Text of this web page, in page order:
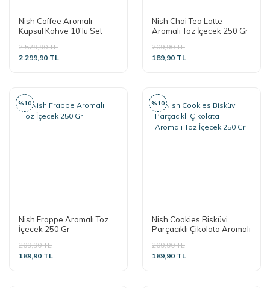
Nish Coffee Aromalı
Kapsül Kahve 10'lu Set
2xÇikolata-2xFındık-
2xPortakal) - 100 Adet
2.529,90 TL
2.299,90 TL
Nish Chai Tea Latte
Aromalı Toz İçecek 250 Gr
209,90 TL
189,90 TL
%10
Nish Frappe Aromalı Toz
İçecek 250 Gr
209,90 TL
189,90 TL
%10
Nish Cookies Bisküvi
Parçacıklı Çikolata Aromalı
209,90 TL
189,90 TL